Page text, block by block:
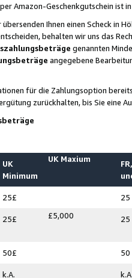
Amazon-Geschenkgutschein ist
übersenden Ihnen einen Scheck in
behalten wir uns das
genannten
angegebene
für die Zahlungsoption
zurückhalten, bis Sie
UK
Minimum
UK Maxium
25£ 25
25£ £5,000 25
50£ 50
k.A.